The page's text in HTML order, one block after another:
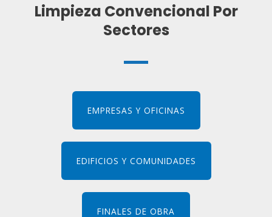
Limpieza Convencional Por
Sectores
EMPRESAS Y OFICINAS
EDIFICIOS Y COMUNIDADES
FINALES DE OBRA